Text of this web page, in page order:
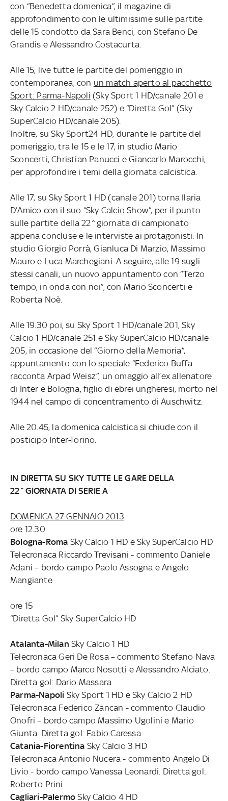
con “Benedetta domenica”, il magazine di
approfondimento con le ultimissime sulle partite
delle 15 condotto da Sara Benci, con Stefano De
Grandis e Alessandro Costacurta.
Alle 15, live tutte le partite del pomeriggio in
contemporanea, con un match aperto al pacchetto
Sport: Parma-Napoli (Sky Sport 1 HD/canale 201 e
Sky Calcio 2 HD/canale 252) e “Diretta Gol” (Sky
SuperCalcio HD/canale 205).
Inoltre, su Sky Sport24 HD, durante le partite del
pomeriggio, tra le 15 e le 17, in studio Mario
Sconcerti, Christian Panucci e Giancarlo Marocchi,
per approfondire i temi della giornata calcistica.
Alle 17, su Sky Sport 1 HD (canale 201) torna Ilaria
D’Amico con il suo “Sky Calcio Show”, per il punto
sulle partite della 22^giornata di campionato
appena concluse e le interviste ai protagonisti. In
studio Giorgio Porrà, Gianluca Di Marzio, Massimo
Mauro e Luca Marchegiani. A seguire, alle 19 sugli
stessi canali, un nuovo appuntamento con “Terzo
tempo, in onda con noi”, con Mario Sconcerti e
Roberta Noè.
Alle 19.30 poi, su Sky Sport 1 HD/canale 201, Sky
Calcio 1 HD/canale 251 e Sky SuperCalcio HD/canale
205, in occasione del “Giorno della Memoria”,
appuntamento con lo speciale “Federico Buffa
racconta Arpad Weisz”, un omaggio all’ex allenatore
di Inter e Bologna, figlio di ebrei ungheresi, morto nel
1944 nel campo di concentramento di Auschwitz.
Alle 20.45, la domenica calcistica si chiude con il
posticipo Inter-Torino.
IN DIRETTA SU SKY TUTTE LE GARE DELLA
22^GIORNATA DI SERIE A
DOMENICA 27 GENNAIO 2013
ore 12.30
Bologna-Roma Sky Calcio 1 HD e Sky SuperCalcio HD
Telecronaca Riccardo Trevisani - commento Daniele
Adani – bordo campo Paolo Assogna e Angelo
Mangiante
ore 15
“Diretta Gol” Sky SuperCalcio HD
Atalanta-Milan Sky Calcio 1 HD
Telecronaca Geri De Rosa – commento Stefano Nava
– bordo campo Marco Nosotti e Alessandro Alciato.
Diretta gol: Dario Massara
Parma-Napoli Sky Sport 1 HD e Sky Calcio 2 HD
Telecronaca Federico Zancan - commento Claudio
Onofri – bordo campo Massimo Ugolini e Mario
Giunta. Diretta gol: Fabio Caressa
Catania-Fiorentina Sky Calcio 3 HD
Telecronaca Antonio Nucera - commento Angelo Di
Livio - bordo campo Vanessa Leonardi. Diretta gol:
Roberto Prini
Cagliari-Palermo Sky Calcio 4 HD